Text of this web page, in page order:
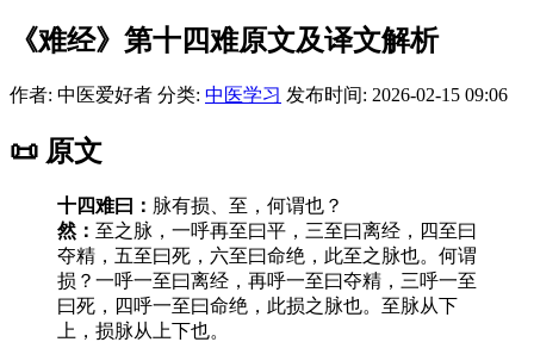
《难经》第十四难原文及译文解析
作者: 中医爱好者 分类: 中医学习 发布时间: 2026-02-15 09:06
📜 原文
十四难曰： 脉有损、至，何谓也？
然： 至之脉，一呼再至曰平，三至曰离经，四至曰
夺精，五至曰死，六至曰命绝，此至之脉也。何谓
损？一呼一至曰离经，再呼一至曰夺精，三呼一至
曰死，四呼一至曰命绝，此损之脉也。至脉从下
上，损脉从上下也。